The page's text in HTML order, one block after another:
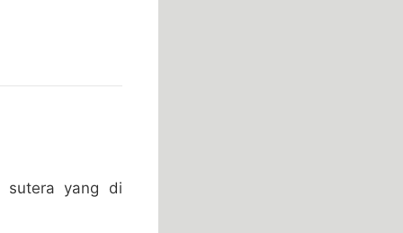
sutera yang di